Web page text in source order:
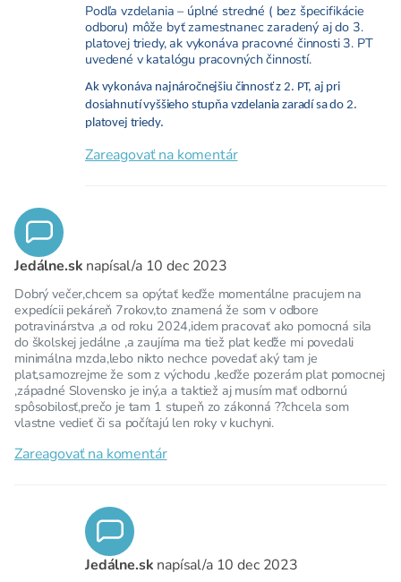
Podľa vzdelania – úplné stredné ( bez špecifikácie
odboru) môže byť zamestnanec zaradený aj do 3.
platovej triedy, ak vykonáva pracovné činnosti 3. PT
uvedené v katalógu pracovných činností.
Ak vykonáva najnáročnejšiu činnosť z 2. PT, aj pri
dosiahnutí vyššieho stupňa vzdelania zaradí sa do 2.
platovej triedy.
Zareagovať na komentár
Jedálne.sk napísal/a 10 dec 2023
Dobrý večer,chcem sa opýtať keďže momentálne pracujem na
expedícii pekáreň 7rokov,to znamená že som v odbore
potravinárstva ,a od roku 2024,idem pracovať ako pomocná sila
do školskej jedálne ,a zaujíma ma tiež plat keďže mi povedali
minimálna mzda,lebo nikto nechce povedať aký tam je
plat,samozrejme že som z východu ,keďže pozerám plat pomocnej
,západné Slovensko je iný,a a taktiež aj musím mať odbornú
spôsobilosť,prečo je tam 1 stupeň zo zákonná ??chcela som
vlastne vedieť či sa počítajú len roky v kuchyni.
Zareagovať na komentár
Jedálne.sk napísal/a 10 dec 2023